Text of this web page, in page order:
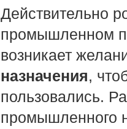
Действительно
промышленном
возникает
назначения,
пользовались.
промышленного